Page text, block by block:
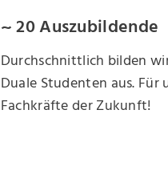
~ 20 Auszubildende
Durchschnittlich bilden
Duale Studenten aus.
Fachkräfte der Zukunft!